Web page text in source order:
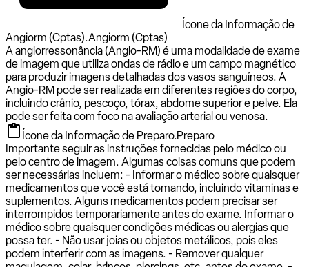
Ícone da Informação de
Angiorm (Cptas).Angiorm (Cptas)
A angiorressonância (Angio-RM) é uma modalidade de exame
de imagem que utiliza ondas de rádio e um campo magnético
para produzir imagens detalhadas dos vasos sanguíneos. A
Angio-RM pode ser realizada em diferentes regiões do corpo,
incluindo crânio, pescoço, tórax, abdome superior e pelve. Ela
pode ser feita com foco na avaliação arterial ou venosa.
Ícone da Informação de Preparo.Preparo
Importante seguir as instruções fornecidas pelo médico ou
pelo centro de imagem. Algumas coisas comuns que podem
ser necessárias incluem: - Informar o médico sobre quaisquer
medicamentos que você está tomando, incluindo vitaminas e
suplementos. Alguns medicamentos podem precisar ser
interrompidos temporariamente antes do exame. Informar o
médico sobre quaisquer condições médicas ou alergias que
possa ter. - Não usar joias ou objetos metálicos, pois eles
podem interferir com as imagens. - Remover qualquer